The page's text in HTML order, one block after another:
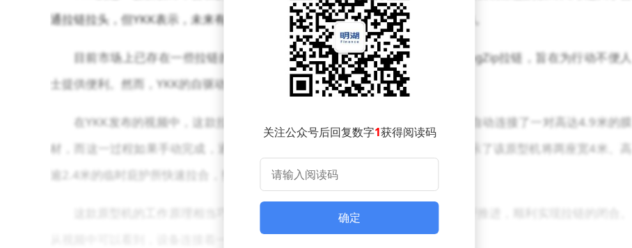
通拉链拉头，但YKK表示，未来有望通过进一步微型化技术，使其应用于日常服饰。
目前市场上已存在一些拉链的创新设计，例如Under Armour推出的单手MagZip拉链，旨在为行动不便人
士提供便利。然而，YKK的自驱动拉链则更多地着眼于工业领域的应用。
在YKK发布的视频中，这款拉链原型展现出了惊人的效率。在约40秒内，它自动连接了一对高达4.9米的膜
材，而这一过程如果手动完成，通常需要借助梯子或机械设备。另一段视频则展示了该原型机将两座宽4米、高
逾2.4米的临时庇护所快速拉合，整个过程耗时仅50秒。
这款原型机的工作原理相当巧妙，它采用旋转蜗杆齿轮，沿着拉链两侧的齿牙推进，顺利实现拉链的闭合。
从视频中可以看到，设备连接着一条电源线，在供电的同时进行作业。
关注公众号后回复数字1获得阅读码
确定